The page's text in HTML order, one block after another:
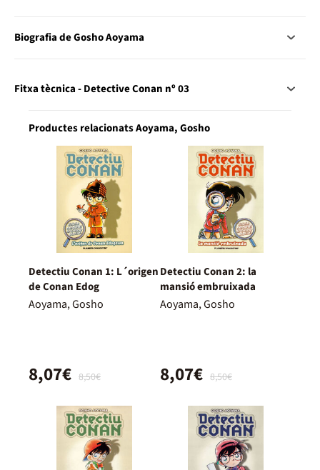
Biografia de Gosho Aoyama
Fitxa tècnica - Detective Conan nº 03
Productes relacionats Aoyama, Gosho
Detectiu Conan 1: L´origen
de Conan Edog
Aoyama, Gosho
8,50€
8,07€
Detectiu Conan 2: la
mansió embruixada
Aoyama, Gosho
8,50€
8,07€